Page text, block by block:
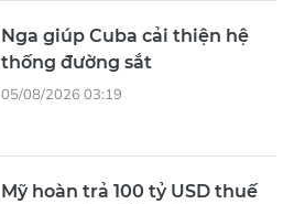
Nga giúp Cuba cải thiện hệ
thống đường sắt
05/08/2026 03:19
Mỹ hoàn trả 100 tỷ USD thuế